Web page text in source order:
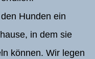
Hunden ein
in dem sie
können. Wir legen